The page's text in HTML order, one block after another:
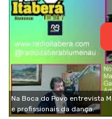
Na Boca do Povo entrevista
e profissionais da dança.